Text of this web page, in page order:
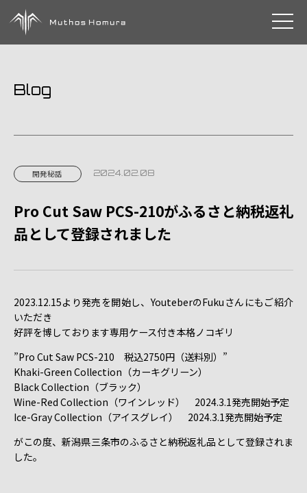
toggle
Blog
開発秘話 2024.02.08
Pro Cut Saw PCS-210がふるさと納税返礼
品として登録されました
2023.12.15より発売を開始し、YouteberのFukuさんにもご紹介
いただき
好評を博しております専用ケース付き本格ノコギリ
”Pro Cut Saw PCS-210 税込2750円（送料別）”
Khaki-Green Collection（カーキグリーン）
Black Collection（ブラック）
Wine-Red Collection（ワインレッド） 2024.3.1発売開始予定
Ice-Gray Collection（アイスグレイ） 2024.3.1発売開始予定
がこの度、新潟県三条市のふるさと納税返礼品として登録されま
した。